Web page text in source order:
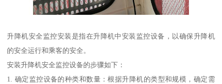
升降机安全监控安装是指在升降机中安装监控设备，以确保升降机
的安全运行和乘客的安全。
安装升降机安全监控设备的步骤如下：
1. 确定监控设备的种类和数量：根据升降机的类型和规模，确定需